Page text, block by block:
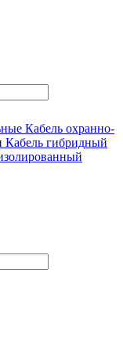
Кабель охранно-
Кабель гибридный